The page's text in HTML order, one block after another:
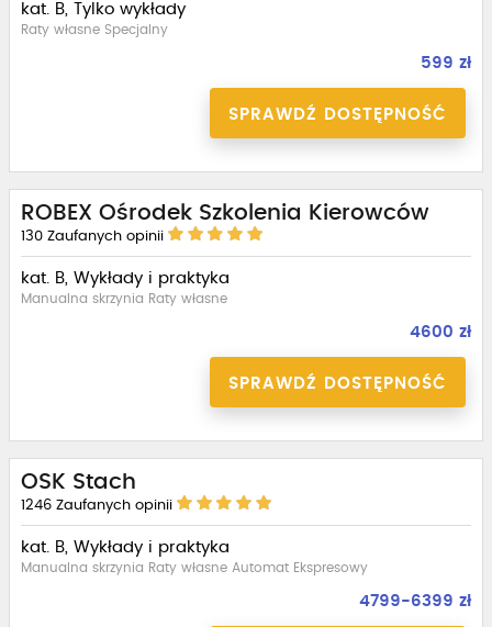
kat. B, Tylko wykłady
Raty własne Specjalny
599 zł
SPRAWDŹ DOSTĘPNOŚĆ
ROBEX Ośrodek Szkolenia Kierowców
130 Zaufanych opinii
kat. B, Wykłady i praktyka
Manualna skrzynia Raty własne
4600 zł
SPRAWDŹ DOSTĘPNOŚĆ
OSK Stach
1246 Zaufanych opinii
kat. B, Wykłady i praktyka
Manualna skrzynia Raty własne Automat Ekspresowy
4799-6399 zł